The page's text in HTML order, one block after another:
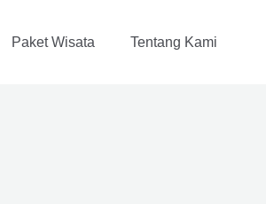
Paket Wisata Tentang Kami